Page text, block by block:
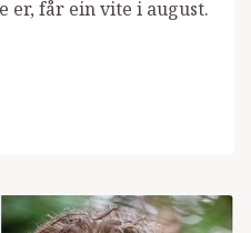
er, får ein vite i august.